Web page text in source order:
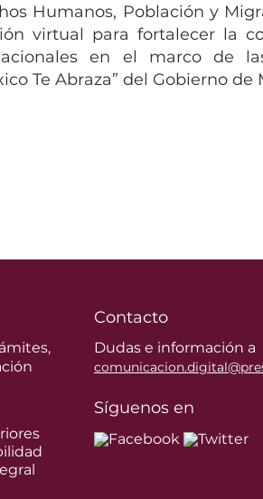
Humanos, Población y
virtual para fortalecer la
en el marco de
Te Abraza” del Gobierno de
Contacto
Dudas e información a
Síguenos en